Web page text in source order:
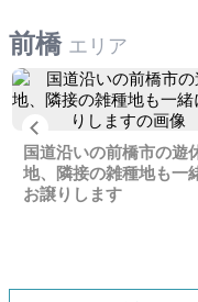
前橋 エリア
Previous
国道沿いの前橋市の遊
地、隣接の雑種地も一
お譲りします